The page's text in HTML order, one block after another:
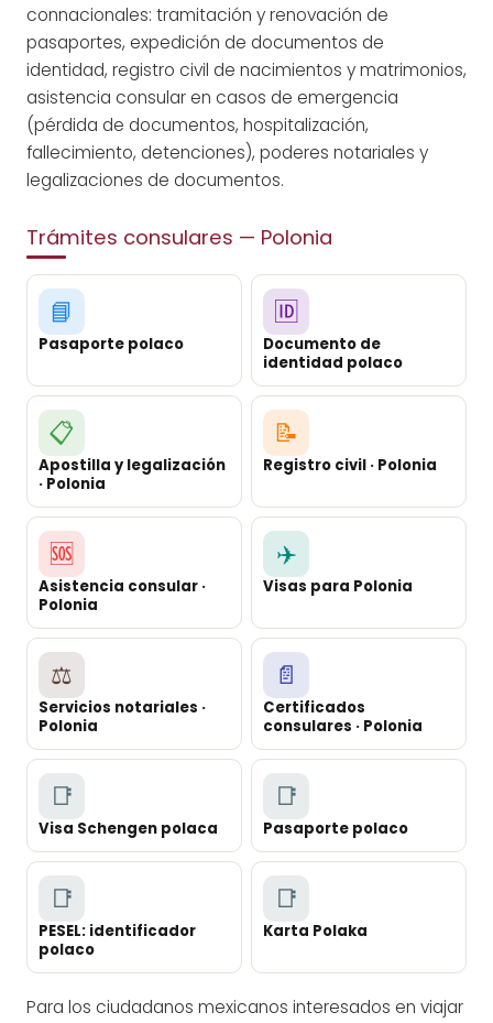
connacionales: tramitación y renovación de
pasaportes, expedición de documentos de
identidad, registro civil de nacimientos y matrimonios,
asistencia consular en casos de emergencia
(pérdida de documentos, hospitalización,
fallecimiento, detenciones), poderes notariales y
legalizaciones de documentos.
Trámites consulares — Polonia
📘
Pasaporte polaco
🆔
Documento de
identidad polaco
📋
Apostilla y legalización
· Polonia
📝
Registro civil · Polonia
🆘
Asistencia consular ·
Polonia
✈️
Visas para Polonia
⚖️
Servicios notariales ·
Polonia
📄
Certificados
consulares · Polonia
📑
Visa Schengen polaca
📑
Pasaporte polaco
📑
PESEL: identificador
polaco
📑
Karta Polaka
Para los ciudadanos mexicanos interesados en viajar